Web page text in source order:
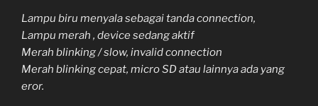
Lampu biru menyala sebagai tanda connection,
Lampu merah , device sedang aktif
Merah blinking / slow, invalid connection
Merah blinking cepat, micro SD atau lainnya ada yang
eror.